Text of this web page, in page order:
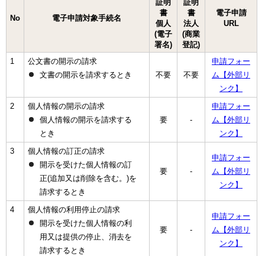
No 電子申請対象手続名
証明
書
個人
(電子
署名)
証明
書
法人
(商業
登記)
電子申請
URL
1
公文書の開示の請求
文書の開示を請求するとき
不要 不要
申請フォー
ム【外部リ
ンク】
2
個人情報の開示の請求
個人情報の開示を請求する
とき
要 -
申請フォー
ム【外部リ
ンク】
3
個人情報の訂正の請求
開示を受けた個人情報の訂
正(追加又は削除を含む。)を
請求するとき
要 -
申請フォー
ム【外部リ
ンク】
4
個人情報の利用停止の請求
開示を受けた個人情報の利
用又は提供の停止、消去を
請求するとき
要 -
申請フォー
ム【外部リ
ンク】